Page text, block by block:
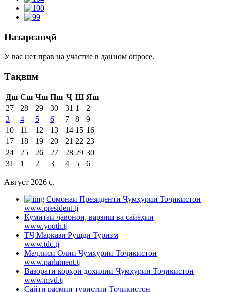
Назарсанҷӣ
У вас нет прав на участие в данном опросе.
Тақвим
Дш Сш Чш Пш Ҷ Ш Яш
27
28 29 30 31 1
2
3
4 5 6 7 8
9
10
11 12 13 14 15 16
17
18 19 20 21 22 23
24
25 26 27 28 29 30
31
1 2 3 4 5 6
Август 2026 c.
Cомонаи Президенти Ҷумҳурии Тоҷикистон
www.president.tj
Кумитаи ҷавонон, варзиш ва сайёҳии
www.youth.tj
ТҶ Маркази Рушди Туризм
www.tdc.tj
Маҷлиси Олии Ҷумҳурии Тоҷикистон
www.parlament.tj
Вазорати корҳои дохилии Ҷумҳурии Тоҷикистон
www.mvd.tj
Сайти расмии туристии Тоҷикистон